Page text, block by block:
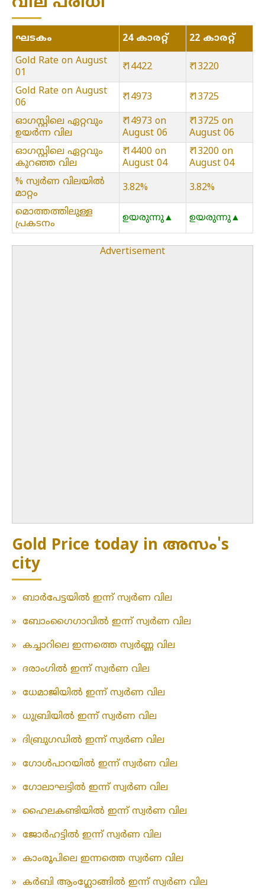
ഘടകം 24 കാരറ്റ്
22 കാരറ്റ്
Gold Rate on August
01
₹ 14422 ₹ 13220
Gold Rate on August
06
₹ 14973 ₹ 13725
ഓഗസ്റ്റിലെ ഏറ്റവും
ഉയർന്ന വില
₹ 14973 on
August 06
₹ 13725 on
August 06
ഓഗസ്റ്റിലെ ഏറ്റവും
കുറഞ്ഞ വില
₹ 14400 on
August 04
₹ 13200 on
August 04
% സ്വർണ വിലയിൽ
മാറ്റം
3.82% 3.82%
മൊത്തത്തിലുള്ള
പ്രകടനം
ഉയരുന്നു▲ ഉയരുന്നു▲
Advertisement
Gold Price today in അസം's
city
» ബാർപേട്ടയിൽ ഇന്ന് സ്വർണ വില
» ബോംഗൈഗാവിൽ ഇന്ന് സ്വർണ വില
» കച്ചാറിലെ ഇന്നത്തെ സ്വർണ്ണ വില
» ദരാംഗിൽ ഇന്ന് സ്വർണ വില
» ധേമാജിയിൽ ഇന്ന് സ്വർണ വില
» ധുബ്രിയിൽ ഇന്ന് സ്വർണ വില
» ദിബ്രുഗഡിൽ ഇന്ന് സ്വർണ വില
» ഗോൾപാറയിൽ ഇന്ന് സ്വർണ വില
» ഗോലാഘട്ടിൽ ഇന്ന് സ്വർണ വില
» ഹൈലകണ്ടിയിൽ ഇന്ന് സ്വർണ വില
» ജോർഹട്ടിൽ ഇന്ന് സ്വർണ വില
» കാംരൂപിലെ ഇന്നത്തെ സ്വർണ വില
» കർബി ആംഗ്ലോങ്ങിൽ ഇന്ന് സ്വർണ വില